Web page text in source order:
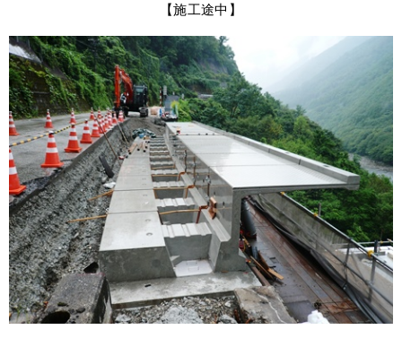
【施工途中】